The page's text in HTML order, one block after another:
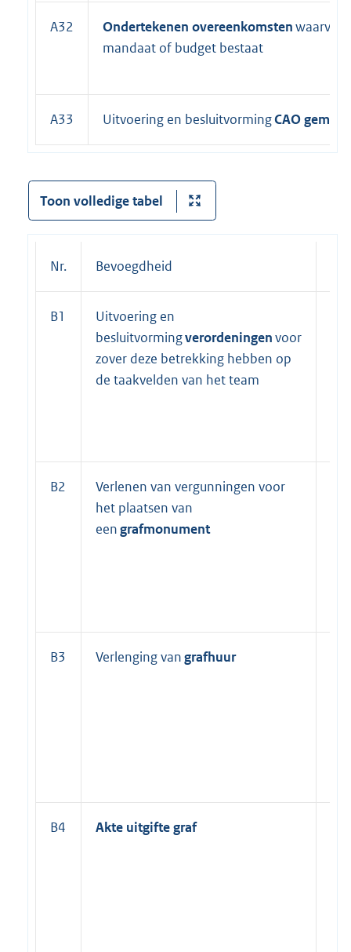
A32 Ondertekenen overeenkomstenwaarvoor
mandaat of budget bestaat
A33 Uitvoering en besluitvormingCAO
Toon volledige tabel
Nr. Bevoegdheid
B1
Uitvoering en
besluitvormingverordeningenvoor
zover deze betrekking hebben op
de taakvelden van het team
B2
Verlenen van vergunningen voor
het plaatsen van
eengrafmonument
B3 Verlenging vangrafhuur
B4 Akte uitgifte graf